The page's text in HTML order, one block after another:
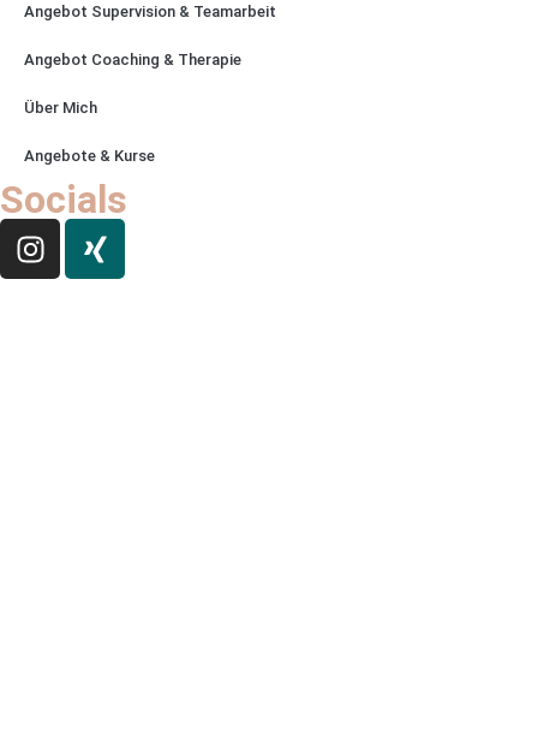
Angebot Supervision & Teamarbeit
Angebot Coaching & Therapie
Über Mich
Angebote & Kurse
Socials